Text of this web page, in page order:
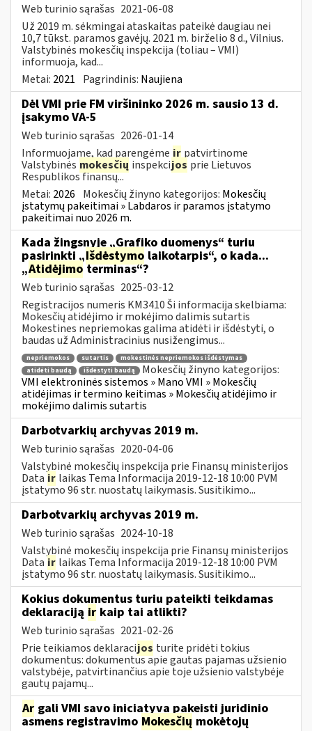
Web turinio sąrašas 2021-06-08
Už 2019 m. sėkmingai ataskaitas pateikė daugiau nei
10,7 tūkst. paramos gavėjų. 2021 m. birželio 8 d., Vilnius.
Valstybinės mokesčių inspekcija (toliau – VMI)
informuoja, kad...
Metai: 2021 Pagrindinis: Naujiena
Dėl VMI prie FM viršininko 2026 m. sausio 13 d.
įsakymo VA-5
Web turinio sąrašas 2026-01-14
Informuojame, kad parengėme ir patvirtinome
Valstybinės mokesčių inspekcijos prie Lietuvos
Respublikos finansų...
Metai: 2026 Mokesčių žinyno kategorijos: Mokesčių
įstatymų pakeitimai » Labdaros ir paramos įstatymo
pakeitimai nuo 2026 m.
Kada žingsnyje „Grafiko duomenys“ turiu
pasirinkti „Išdėstymo laikotarpis“, o kada...
„Atidėjimoterminas“?
Web turinio sąrašas 2025-03-12
Registracijos numeris KM3410 Ši informacija skelbiama:
Mokesčių atidėjimo ir mokėjimo dalimis sutartis
Mokestines nepriemokas galima atidėti ir išdėstyti, o
baudas už Administracinius nusižengimus...
nepriemokos sutartis
mokestinės nepriemokos išdėstymas
atidėti baudą
išdėstyti baudą
Mokesčių žinyno kategorijos:
VMI elektroninės sistemos » Mano VMI » Mokesčių
atidėjimas ir termino keitimas » Mokesčių atidėjimo ir
mokėjimo dalimis sutartis
Darbotvarkių archyvas 2019 m.
Web turinio sąrašas 2020-04-06
Valstybinė mokesčių inspekcija prie Finansų ministerijos
Data ir laikas Tema Informacija 2019-12-18 10:00 PVM
įstatymo 96 str. nuostatų laikymasis. Susitikimo...
Darbotvarkių archyvas 2019 m.
Web turinio sąrašas 2024-10-18
Valstybinė mokesčių inspekcija prie Finansų ministerijos
Data ir laikas Tema Informacija 2019-12-18 10:00 PVM
įstatymo 96 str. nuostatų laikymasis. Susitikimo...
Kokius dokumentus turiu pateikti teikdamas
deklaraciją ir kaip tai atlikti?
Web turinio sąrašas 2021-02-26
Prie teikiamos deklaracijos turite pridėti tokius
dokumentus: dokumentus apie gautas pajamas užsienio
valstybėje, patvirtinančius apie toje užsienio valstybėje
gautų pajamų...
Ar gali VMI savo iniciatyva pakeisti juridinio
asmens registravimo Mokesčių mokėtojų